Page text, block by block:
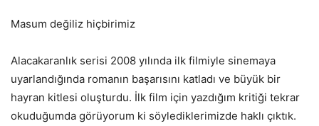
Masum değiliz hiçbirimiz
Alacakaranlık serisi 2008 yılında ilk filmiyle sinemaya
uyarlandığında romanın başarısını katladı ve büyük bir
hayran kitlesi oluşturdu. İlk film için yazdığım kritiği tekrar
okuduğumda görüyorum ki söylediklerimizde haklı çıktık.